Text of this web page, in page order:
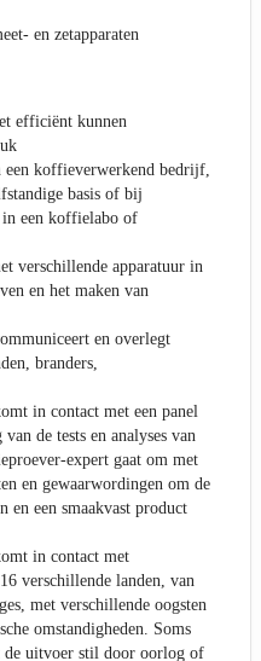
en zetapparaten
efficiënt kunnen
koffieverwerkend bedrijf,
basis of bij
een koffielabo of
verschillende apparatuur in
en het maken van
en overlegt
branders,
in contact met een panel
de tests en analyses van
expert gaat om met
en gewaarwordingen om de
en een smaakvast product
in contact met
verschillende landen, van
met verschillende oogsten
omstandigheden. Soms
de uitvoer stil door oorlog of